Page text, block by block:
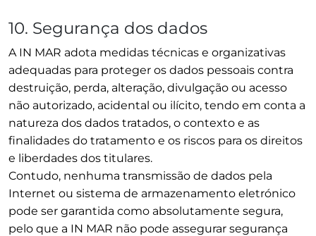
10. Segurança dos dados
A IN MAR adota medidas técnicas e organizativas
adequadas para proteger os dados pessoais contra
destruição, perda, alteração, divulgação ou acesso
não autorizado, acidental ou ilícito, tendo em conta a
natureza dos dados tratados, o contexto e as
finalidades do tratamento e os riscos para os direitos
e liberdades dos titulares.
Contudo, nenhuma transmissão de dados pela
Internet ou sistema de armazenamento eletrónico
pode ser garantida como absolutamente segura,
pelo que a IN MAR não pode assegurar segurança